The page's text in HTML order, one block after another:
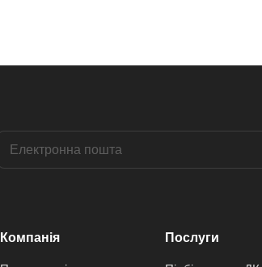
Компанія Послуги